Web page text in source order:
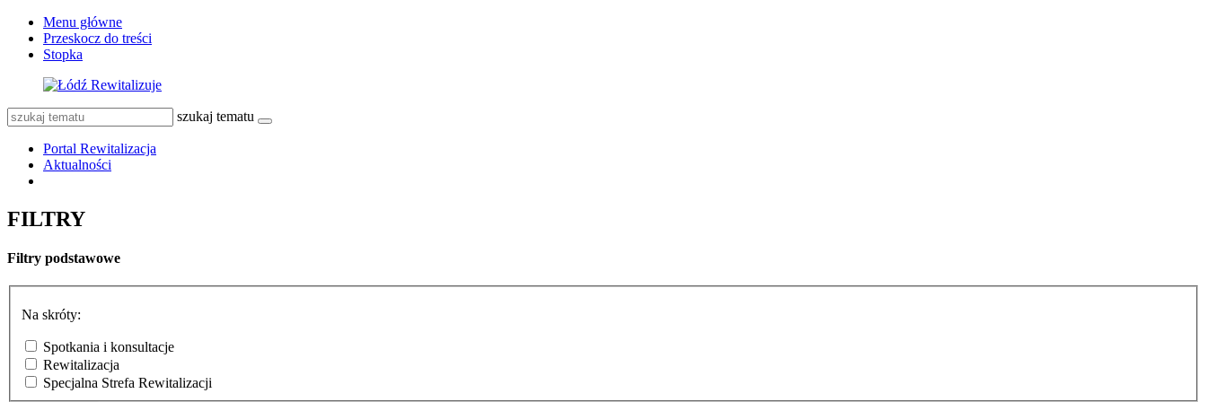
Menu główne
Przeskocz do treści
Stopka
szukaj tematu
Portal Rewitalizacja
Aktualności
FILTRY
Filtry podstawowe
Na skróty:
Spotkania i konsultacje
Rewitalizacja
Specjalna Strefa Rewitalizacji